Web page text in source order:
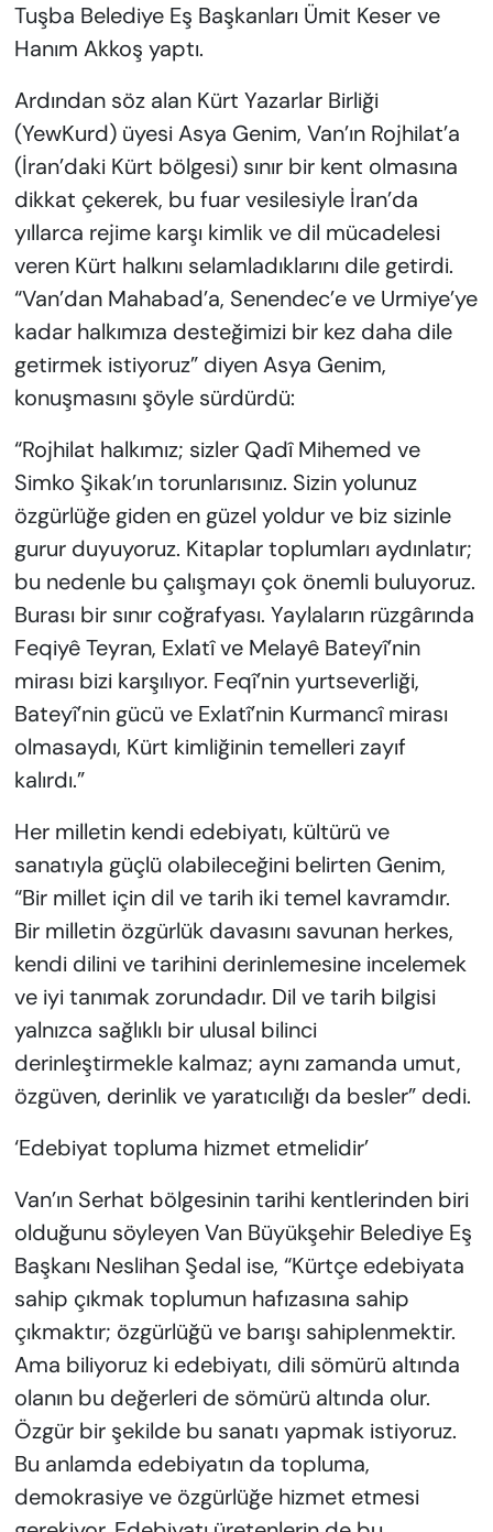
Tuşba Belediye Eş Başkanları Ümit Keser ve
Hanım Akkoş yaptı.
Ardından söz alan Kürt Yazarlar Birliği
(YewKurd) üyesi Asya Genim, Van’ın Rojhilat’a
(İran’daki Kürt bölgesi) sınır bir kent olmasına
dikkat çekerek, bu fuar vesilesiyle İran’da
yıllarca rejime karşı kimlik ve dil mücadelesi
veren Kürt halkını selamladıklarını dile getirdi.
“Van’dan Mahabad’a, Senendec’e ve Urmiye’ye
kadar halkımıza desteğimizi bir kez daha dile
getirmek istiyoruz” diyen Asya Genim,
konuşmasını şöyle sürdürdü:
“Rojhilat halkımız; sizler Qadî Mihemed ve
Simko Şikak’ın torunlarısınız. Sizin yolunuz
özgürlüğe giden en güzel yoldur ve biz sizinle
gurur duyuyoruz. Kitaplar toplumları aydınlatır;
bu nedenle bu çalışmayı çok önemli buluyoruz.
Burası bir sınır coğrafyası. Yaylaların rüzgârında
Feqiyê Teyran, Exlatî ve Melayê Bateyî’nin
mirası bizi karşılıyor. Feqî’nin yurtseverliği,
Bateyî’nin gücü ve Exlatî’nin Kurmancî mirası
olmasaydı, Kürt kimliğinin temelleri zayıf
kalırdı.”
Her milletin kendi edebiyatı, kültürü ve
sanatıyla güçlü olabileceğini belirten Genim,
“Bir millet için dil ve tarih iki temel kavramdır.
Bir milletin özgürlük davasını savunan herkes,
kendi dilini ve tarihini derinlemesine incelemek
ve iyi tanımak zorundadır. Dil ve tarih bilgisi
yalnızca sağlıklı bir ulusal bilinci
derinleştirmekle kalmaz; aynı zamanda umut,
özgüven, derinlik ve yaratıcılığı da besler” dedi.
‘Edebiyat topluma hizmet etmelidir’
Van’ın Serhat bölgesinin tarihi kentlerinden biri
olduğunu söyleyen Van Büyükşehir Belediye Eş
Başkanı Neslihan Şedal ise, “Kürtçe edebiyata
sahip çıkmak toplumun hafızasına sahip
çıkmaktır; özgürlüğü ve barışı sahiplenmektir.
Ama biliyoruz ki edebiyatı, dili sömürü altında
olanın bu değerleri de sömürü altında olur.
Özgür bir şekilde bu sanatı yapmak istiyoruz.
Bu anlamda edebiyatın da topluma,
demokrasiye ve özgürlüğe hizmet etmesi